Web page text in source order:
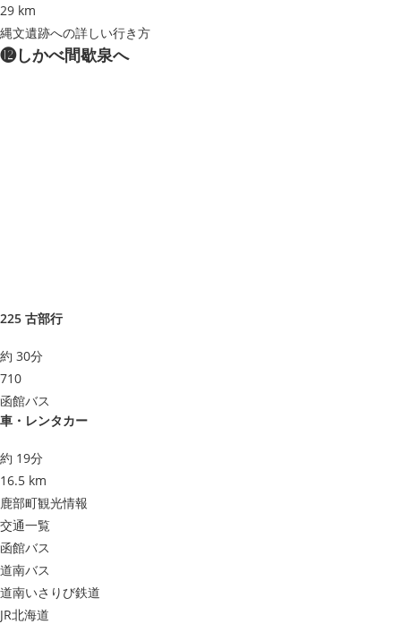
29 km
縄文遺跡への詳しい行き方
⓬しかべ間歇泉へ
225 古部行
約 30分
710
函館バス
車・レンタカー
約 19分
16.5 km
鹿部町観光情報
交通一覧
函館バス
道南バス
道南いさりび鉄道
JR北海道